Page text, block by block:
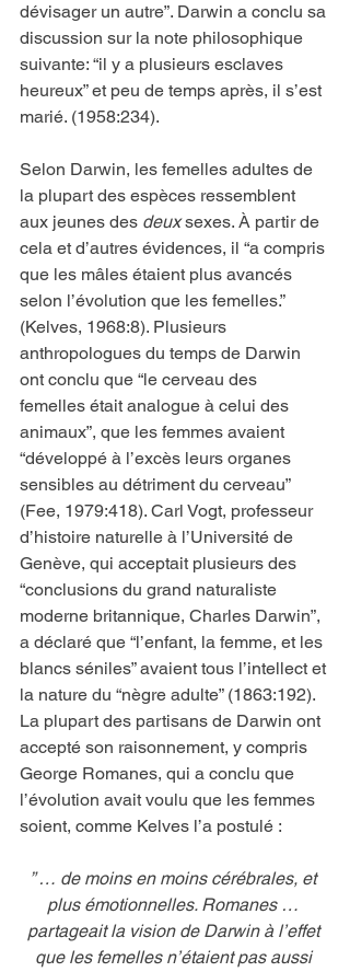
dévisager un autre”. Darwin a conclu sa
discussion sur la note philosophique
suivante: “il y a plusieurs esclaves
heureux” et peu de temps après, il s’est
marié. (1958:234).
Selon Darwin, les femelles adultes de
la plupart des espèces ressemblent
aux jeunes des deux sexes. À partir de
cela et d’autres évidences, il “a compris
que les mâles étaient plus avancés
selon l’évolution que les femelles.”
(Kelves, 1968:8). Plusieurs
anthropologues du temps de Darwin
ont conclu que “le cerveau des
femelles était analogue à celui des
animaux”, que les femmes avaient
“développé à l’excès leurs organes
sensibles au détriment du cerveau”
(Fee, 1979:418). Carl Vogt, professeur
d’histoire naturelle à l’Université de
Genève, qui acceptait plusieurs des
“conclusions du grand naturaliste
moderne britannique, Charles Darwin”,
a déclaré que “l’enfant, la femme, et les
blancs séniles” avaient tous l’intellect et
la nature du “nègre adulte” (1863:192).
La plupart des partisans de Darwin ont
accepté son raisonnement, y compris
George Romanes, qui a conclu que
l’évolution avait voulu que les femmes
soient, comme Kelves l’a postulé :
” … de moins en moins cérébrales, et
plus émotionnelles. Romanes …
partageait la vision de Darwin à l’effet
que les femelles n’étaient pas aussi